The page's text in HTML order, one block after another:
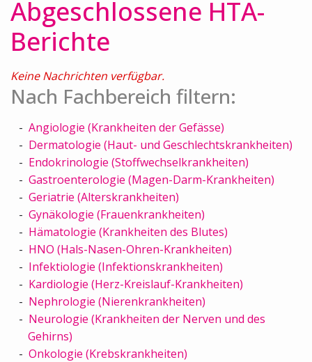
Abgeschlossene HTA-
Berichte
Keine Nachrichten verfügbar.
Nach Fachbereich filtern:
Angiologie (Krankheiten der Gefässe)
Dermatologie (Haut- und Geschlechtskrankheiten)
Endokrinologie (Stoffwechselkrankheiten)
Gastroenterologie (Magen-Darm-Krankheiten)
Geriatrie (Alterskrankheiten)
Gynäkologie (Frauenkrankheiten)
Hämatologie (Krankheiten des Blutes)
HNO (Hals-Nasen-Ohren-Krankheiten)
Infektiologie (Infektionskrankheiten)
Kardiologie (Herz-Kreislauf-Krankheiten)
Nephrologie (Nierenkrankheiten)
Neurologie (Krankheiten der Nerven und des
Gehirns)
Onkologie (Krebskrankheiten)